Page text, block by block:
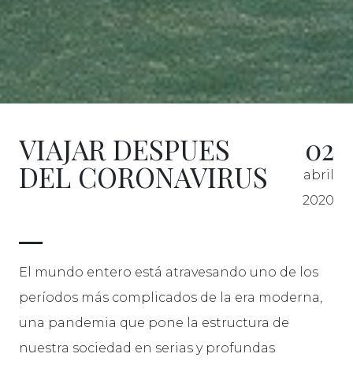
VIAJAR DESPUES
DEL CORONAVIRUS
02
abril
2020
El mundo entero está atravesando uno de los
períodos más complicados de la era moderna,
una pandemia que pone la estructura de
nuestra sociedad en serias y profundas